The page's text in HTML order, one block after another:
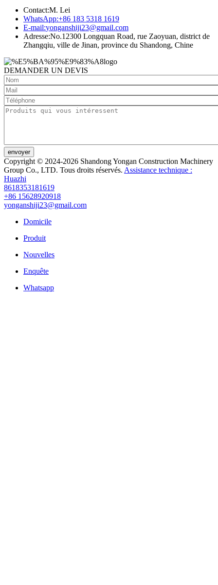
Contact:M. Lei
WhatsApp:+86 183 5318 1619
E-mail:yonganshiji23@gmail.com
Adresse:No.12300 Longquan Road, rue Zaoyuan, district de
Zhangqiu, ville de Jinan, province du Shandong, Chine
DEMANDER UN DEVIS
envoyer
Copyright © 2024-2026 Shandong Yongan Construction Machinery
Group Co., LTD. Tous droits réservés. Assistance technique :
Huazhi
8618353181619
+86 15628920918
yonganshiji23@gmail.com
Domicile
Produit
Nouvelles
Enquête
Whatsapp